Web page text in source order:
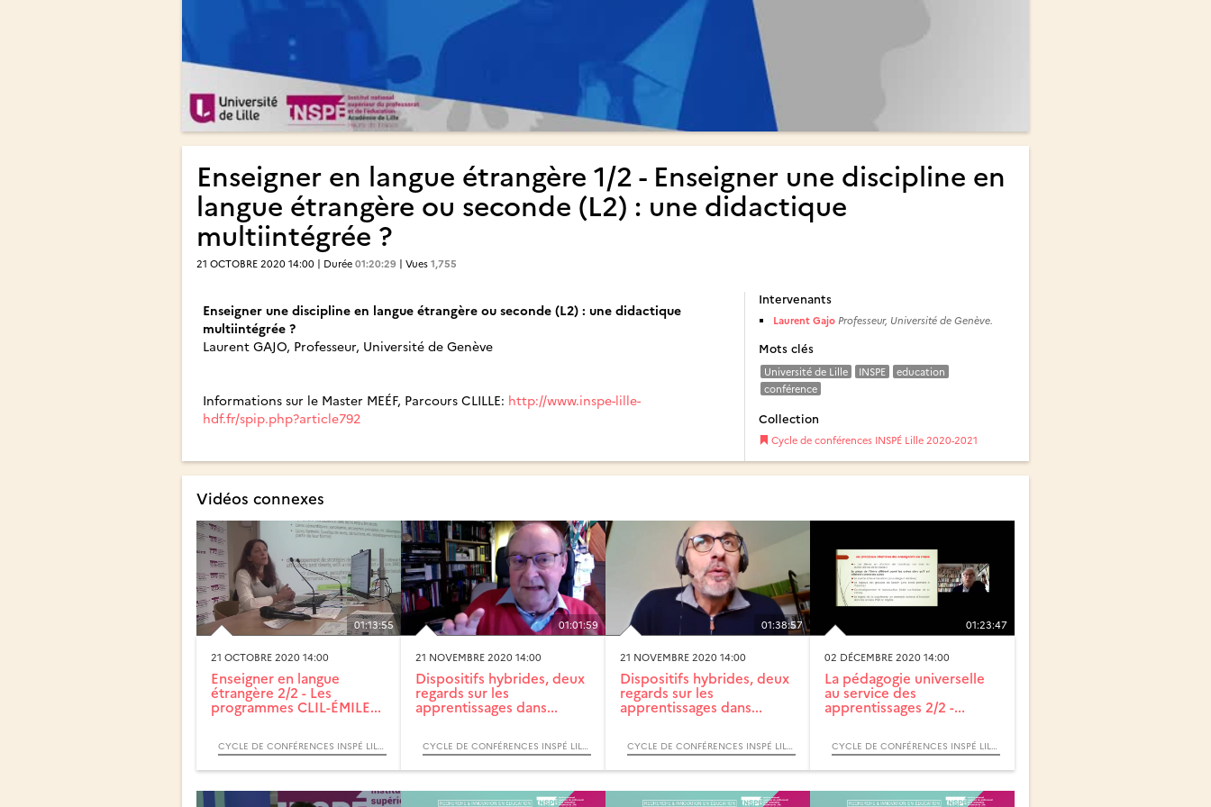
Enseigner en langue étrangère 1/2 - Enseigner une discipline en
langue étrangère ou seconde (L2) : une didactique
multiintégrée ?
21 OCTOBRE 2020 14:00 | Durée 01:20:29 | Vues 1,755
Enseigner une discipline en langue étrangère ou seconde (L2) : une didactique
multiintégrée ?
Laurent GAJO, Professeur, Université de Genève
Informations sur le Master MEÉF, Parcours CLILLE: http://www.inspe-lille-
hdf.fr/spip.php?article792
Intervenants
Laurent Gajo Professeur, Université de Genève.
Mots clés
Université de Lille INSPE
education
conférence
Collection
Cycle de conférences INSPÉ Lille 2020-2021
Vidéos connexes
01:13:55
21 OCTOBRE 2020 14:00
Enseigner en langue
étrangère 2/2 - Les
programmes CLIL-ÉMILE...
CYCLE DE CONFÉRENCES INSPÉ LILLE 2020-2021
01:01:59
21 NOVEMBRE 2020 14:00
Dispositifs hybrides, deux
regards sur les
apprentissages dans...
CYCLE DE CONFÉRENCES INSPÉ LILLE 2020-2021
01:38:57
21 NOVEMBRE 2020 14:00
Dispositifs hybrides, deux
regards sur les
apprentissages dans...
CYCLE DE CONFÉRENCES INSPÉ LILLE 2020-2021
01:23:47
02 DÉCEMBRE 2020 14:00
La pédagogie universelle
au service des
apprentissages 2/2 -...
CYCLE DE CONFÉRENCES INSPÉ LILLE 2020-2021